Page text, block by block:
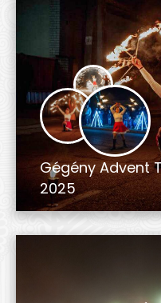
Gégény Advent
2025